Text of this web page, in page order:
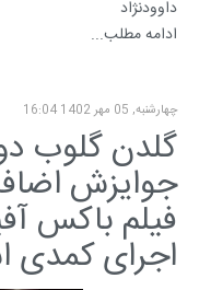
داوودنژاد
ادامه مطلب...
چهارشنبه, 05 مهر 1402 16:04
گلدن گلوب
جوایزش
فیلم باکس
اجرای کمدی